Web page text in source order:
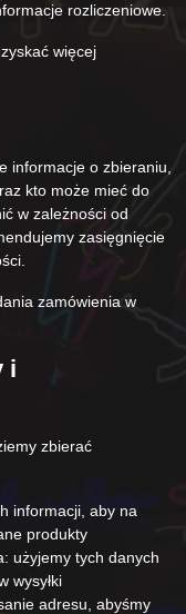
rozliczeniowe.
więcej
informacje o zbieraniu,
kto może mieć do
w zależności od
zasięgnięcie
zamówienia w
i
zbierać
informacji, aby na
produkty
użyjemy tych danych
wysyłki
adresu, abyśmy